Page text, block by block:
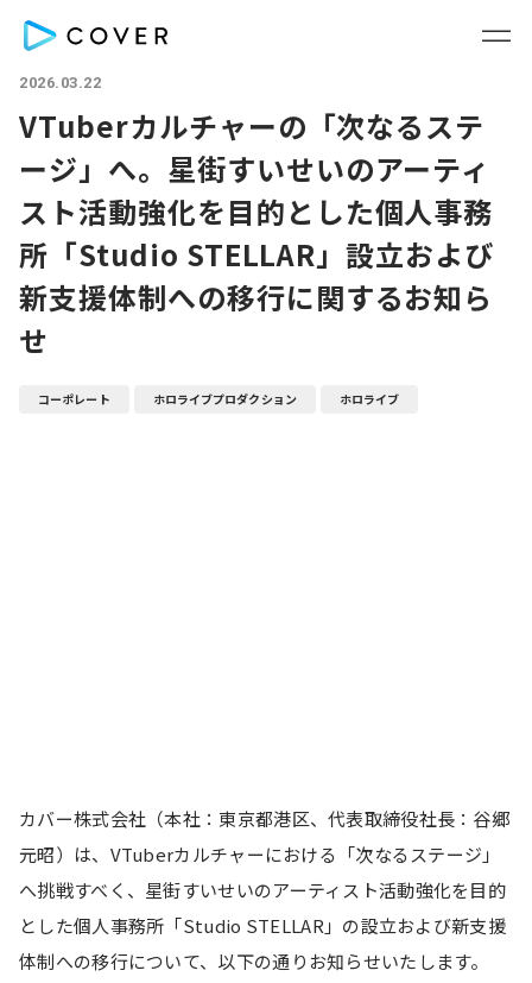
2026.03.22
VTuberカルチャーの「次なるステ
ージ」へ。星街すいせいのアーティ
スト活動強化を目的とした個人事務
所「Studio STELLAR」設立および
新支援体制への移行に関するお知ら
せ
コーポレート ホロライブプロダクション ホロライブ
カバー株式会社（本社：東京都港区、代表取締役社長：谷郷
元昭）は、VTuberカルチャーにおける「次なるステージ」
へ挑戦すべく、星街すいせいのアーティスト活動強化を目的
とした個人事務所「Studio STELLAR」の設立および新支援
体制への移行について、以下の通りお知らせいたします。